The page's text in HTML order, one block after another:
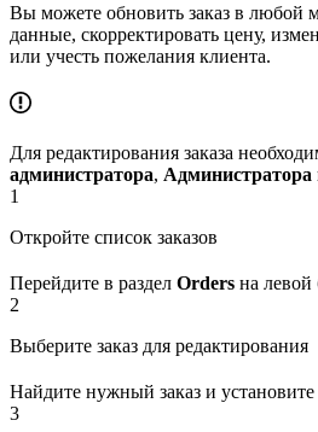
Вы можете обновить заказ в любой
данные, скорректировать цену,
или учесть пожелания клиента.
Для редактирования заказа
администратора, Администратора
1
Откройте список заказов
Перейдите в раздел Orders на левой
2
Выберите заказ для редактирования
Найдите нужный заказ и
3